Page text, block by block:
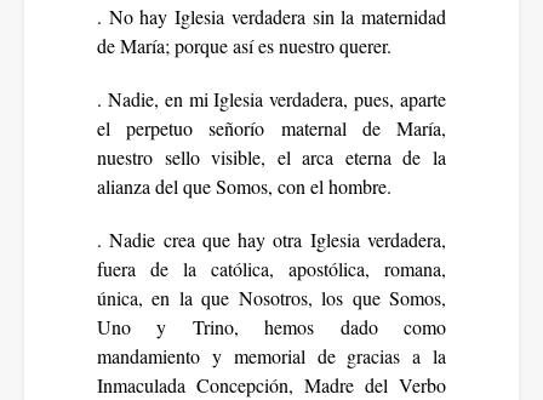
. No hay Iglesia verdadera sin la maternidad
de María; porque así es nuestro querer.
. Nadie, en mi Iglesia verdadera, pues, aparte
el perpetuo señorío maternal de María,
nuestro sello visible, el arca eterna de la
alianza del que Somos, con el hombre.
. Nadie crea que hay otra Iglesia verdadera,
fuera de la católica, apostólica, romana,
única, en la que Nosotros, los que Somos,
Uno y Trino, hemos dado como
mandamiento y memorial de gracias a la
Inmaculada Concepción, Madre del Verbo